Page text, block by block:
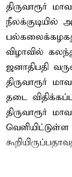
திருவாரூர்
நீலக்குடியில்
விழாவில்
ஜனாதிபதி
திருவாரூர்
தடை
திருவாரூர்
வெளியிட்டுள்ள